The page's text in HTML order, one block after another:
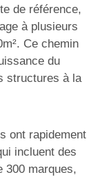
de référence,
à plusieurs
Ce chemin
du
structures à la
ont rapidement
incluent des
300 marques,